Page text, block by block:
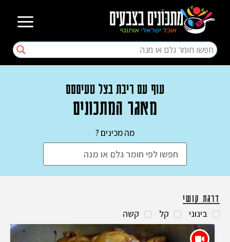
עוף עם ריבת בצל טעיםםם
מאגר המתכונים
מה מכינים ?
דרגת קושי
בינוני קל קשה